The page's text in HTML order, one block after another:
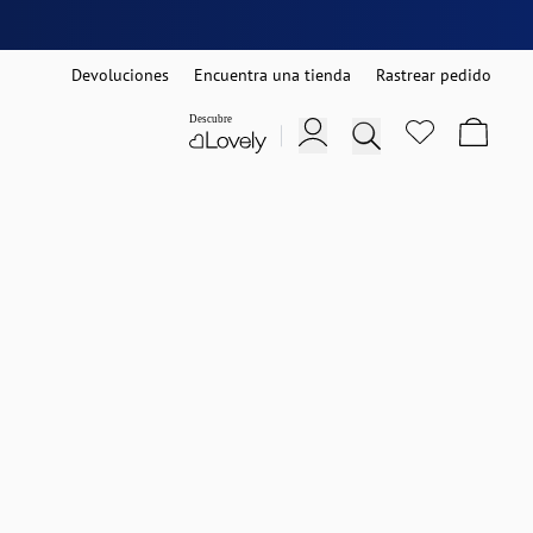
Devoluciones Encuentra una tienda Rastrear pedido